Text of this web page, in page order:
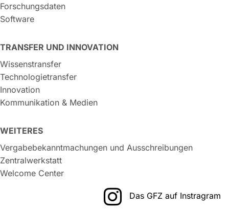
Forschungsdaten
Software
TRANSFER UND INNOVATION
Wissenstransfer
Technologietransfer
Innovation
Kommunikation & Medien
WEITERES
Vergabebekanntmachungen und Ausschreibungen
Zentralwerkstatt
Welcome Center
Das GFZ auf Instragram